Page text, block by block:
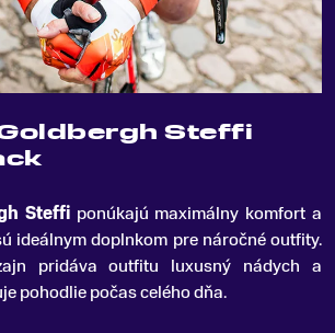
Steffi
Steffiponúkajú maximálny komfort a
ideálnym doplnkom pre náročné outfity.
pridáva outfitu luxusný nádych a
pohodlie počas celého dňa.